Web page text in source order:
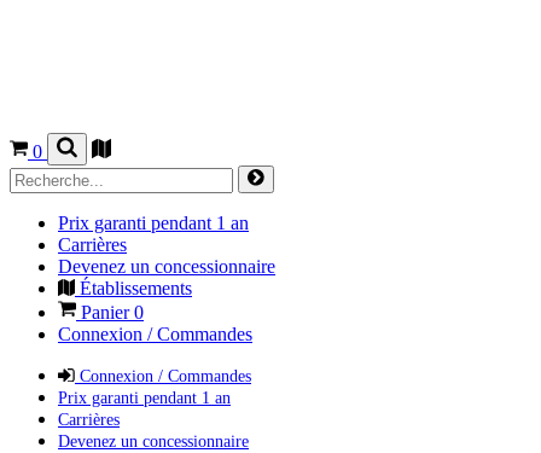
0
Prix garanti pendant 1 an
Carrières
Devenez un concessionnaire
Établissements
Panier0
Connexion / Commandes
Connexion / Commandes
Prix garanti pendant 1 an
Carrières
Devenez un concessionnaire